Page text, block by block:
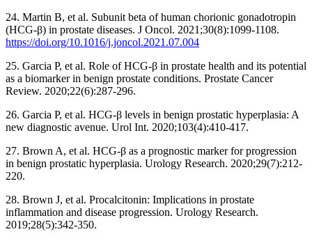
24. Martin B, et al. Subunit beta of human chorionic gonadotropin
(HCG-β) in prostate diseases. J Oncol. 2021;30(8):1099-1108.
https://doi.org/10.1016/j.joncol.2021.07.004
25. Garcia P, et al. Role of HCG-β in prostate health and its potential
as a biomarker in benign prostate conditions. Prostate Cancer
Review. 2020;22(6):287-296.
26. Garcia P, et al. HCG-β levels in benign prostatic hyperplasia: A
new diagnostic avenue. Urol Int. 2020;103(4):410-417.
27. Brown A, et al. HCG-β as a prognostic marker for progression
in benign prostatic hyperplasia. Urology Research. 2020;29(7):212-
220.
28. Brown J, et al. Procalcitonin: Implications in prostate
inflammation and disease progression. Urology Research.
2019;28(5):342-350.